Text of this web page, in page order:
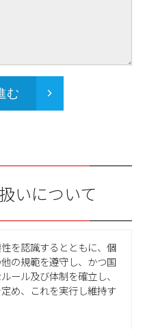
む
いについて
を認識するとともに、個
の規範を遵守し、かつ国
ール及び体制を確立し、
め、これを実行し維持す